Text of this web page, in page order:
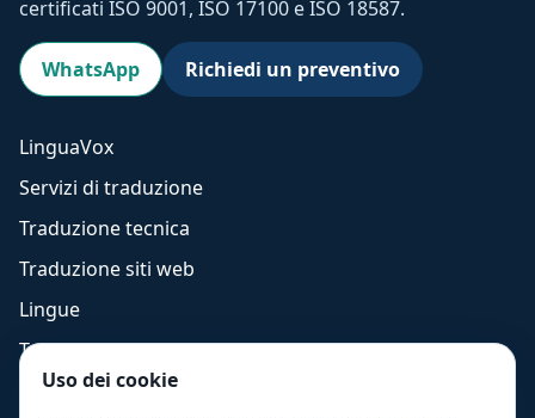
certificati ISO 9001, ISO 17100 e ISO 18587.
WhatsApp Richiedi un preventivo
LinguaVox
Servizi di traduzione
Traduzione tecnica
Traduzione siti web
Lingue
Traduzione inglese
Traduzione spagnolo
Uso dei cookie